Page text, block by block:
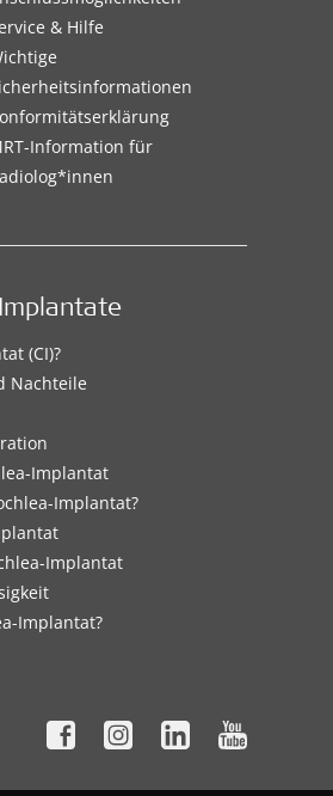
& Hilfe
Information für
(CI)?
Nachteile
Implantat
Implantat?
Implantat
Implantat?